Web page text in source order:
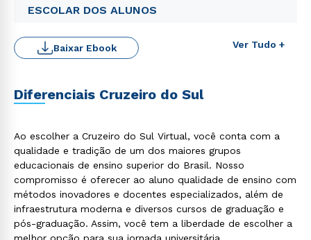
ESCOLAR DOS ALUNOS
Ver Tudo +
Baixar Ebook
Diferenciais Cruzeiro do Sul
Ao escolher a Cruzeiro do Sul Virtual, você conta com a
qualidade e tradição de um dos maiores grupos
educacionais de ensino superior do Brasil. Nosso
compromisso é oferecer ao aluno qualidade de ensino com
métodos inovadores e docentes especializados, além de
infraestrutura moderna e diversos cursos de graduação e
pós-graduação. Assim, você tem a liberdade de escolher a
Rápido e fácil
WhatsApp
ou